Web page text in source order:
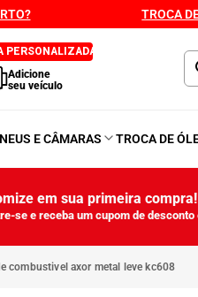
TROCA
PERSONALIZADA
Adicione
seu veículo
E CÂMARAS TROCA DE
em sua primeira compra!
se e receba um cupom de
combustivel axor metal leve kc608